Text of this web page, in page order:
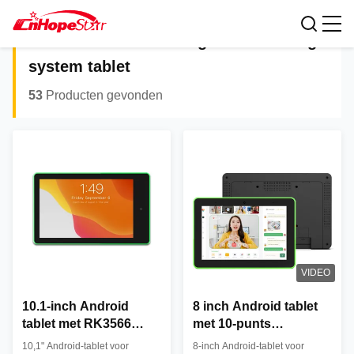
system tablet
53 Producten gevonden
10.1-inch Android
tablet met RK3566
Quad Core en PoE
10,1" Android-tablet voor
VIDEO
8 inch Android tablet
met 10-punts
capacitive touch, PoE
8-inch Android-tablet voor